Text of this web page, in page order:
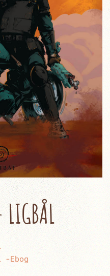
LIGBÅL
Ebog